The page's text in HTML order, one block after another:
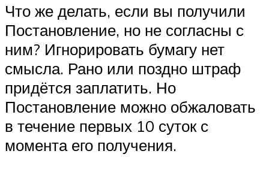
Что же делать, если вы получили
Постановление, но не согласны с
ним? Игнорировать бумагу нет
смысла. Рано или поздно штраф
придётся заплатить. Но
Постановление можно обжаловать
в течение первых 10 суток с
момента его получения.